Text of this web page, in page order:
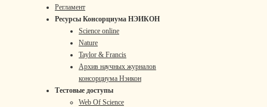
Регламент
Ресурсы Консорциума НЭИКОН
Science online
Nature
Taylor & Francis
Архив научных журналов
консорциума Нэикон
Тестовые доступы
Web Of Science